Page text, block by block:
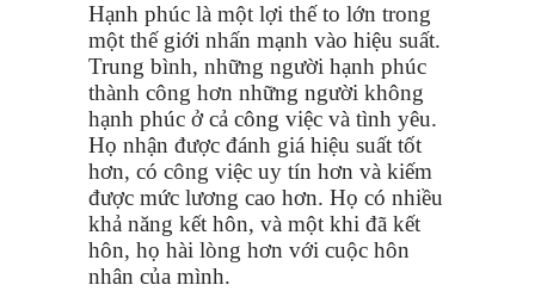
Hạnh phúc là một lợi thế to lớn trong
một thế giới nhấn mạnh vào hiệu suất.
Trung bình, những người hạnh phúc
thành công hơn những người không
hạnh phúc ở cả công việc và tình yêu.
Họ nhận được đánh giá hiệu suất tốt
hơn, có công việc uy tín hơn và kiếm
được mức lương cao hơn. Họ có nhiều
khả năng kết hôn, và một khi đã kết
hôn, họ hài lòng hơn với cuộc hôn
nhân của mình.